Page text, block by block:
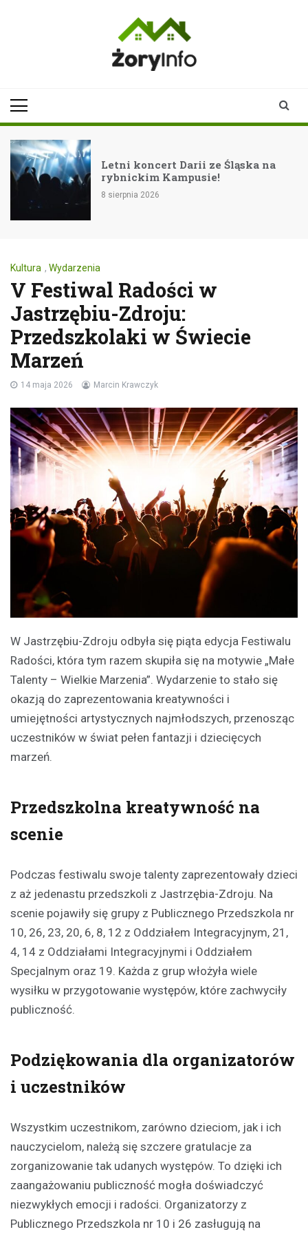
Letni koncert Darii ze Śląska na
rybnickim Kampusie!
8 sierpnia 2026
Kultura , Wydarzenia
V Festiwal Radości w
Jastrzębiu-Zdroju:
Przedszkolaki w Świecie
Marzeń
14 maja 2026 Marcin Krawczyk
W Jastrzębiu-Zdroju odbyła się piąta edycja Festiwalu
Radości, która tym razem skupiła się na motywie „Małe
Talenty – Wielkie Marzenia”. Wydarzenie to stało się
okazją do zaprezentowania kreatywności i
umiejętności artystycznych najmłodszych, przenosząc
uczestników w świat pełen fantazji i dziecięcych
marzeń.
Przedszkolna kreatywność na
scenie
Podczas festiwalu swoje talenty zaprezentowały dzieci
z aż jedenastu przedszkoli z Jastrzębia-Zdroju. Na
scenie pojawiły się grupy z Publicznego Przedszkola nr
10, 26, 23, 20, 6, 8, 12 z Oddziałem Integracyjnym, 21,
4, 14 z Oddziałami Integracyjnymi i Oddziałem
Specjalnym oraz 19. Każda z grup włożyła wiele
wysiłku w przygotowanie występów, które zachwyciły
publiczność.
Podziękowania dla organizatorów
i uczestników
Wszystkim uczestnikom, zarówno dzieciom, jak i ich
nauczycielom, należą się szczere gratulacje za
zorganizowanie tak udanych występów. To dzięki ich
zaangażowaniu publiczność mogła doświadczyć
niezwykłych emocji i radości. Organizatorzy z
Publicznego Przedszkola nr 10 i 26 zasługują na